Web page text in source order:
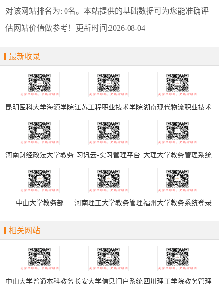
对该网站排名为: 0名。本站提供的基础数据可为您能准确评
估网站价值做参考！ 更新时间:2026-08-04
最新收录
昆明医科大学海源学院
教学管理信息服务平台
江苏工程职业技术学院
教学管理信息服务平台
湖南现代物流职业技术
学院教学管理信息服务
河南财经政法大学教务
信息服务平台
习讯云-实习管理平台 大理大学教务管理系统
中山大学教务部 河南理工大学教务管理
系统
福州大学教务系统登录
相关网站
中山大学普通本科教务长安大学信息门户系统 四川理工学院教务管理